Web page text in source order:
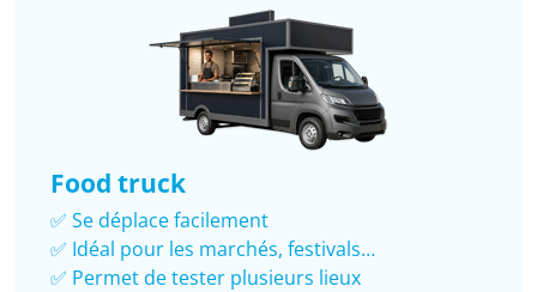
Food truck
✅ Se déplace facilement
✅ Idéal pour les marchés, festivals…
✅ Permet de tester plusieurs lieux